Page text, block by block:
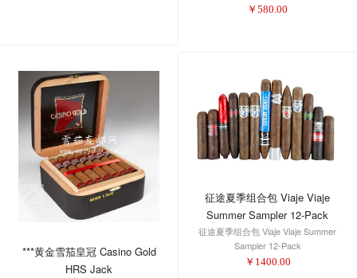
￥ 580.00
***黄金雪茄皇冠 Casino Gold
HRS Jack
征途夏季组合包 Viaje Viaje
Summer Sampler 12-Pack
征途夏季组合包 Viaje Viaje Summer
Sampler 12-Pack
￥ 1400.00